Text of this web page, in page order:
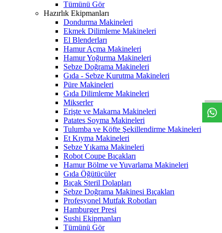
Tümünü Gör
Hazırlık Ekipmanları
Dondurma Makineleri
Ekmek Dilimleme Makineleri
El Blenderları
Hamur Açma Makineleri
Hamur Yoğurma Makineleri
Sebze Doğrama Makineleri
Gıda - Sebze Kurutma Makineleri
Püre Makineleri
Gıda Dilimleme Makineleri
Mikserler
Erişte ve Makarna Makineleri
Patates Soyma Makineleri
Tulumba ve Köfte Şekillendirme Makineleri
Et Kıyma Makineleri
Sebze Yıkama Makineleri
Robot Coupe Bıçakları
Hamur Bölme ve Yuvarlama Makineleri
Gıda Öğütücüler
Bıçak Steril Dolapları
Sebze Doğrama Makinesi Bıçakları
Profesyonel Mutfak Robotları
Hamburger Presi
Sushi Ekipmanları
Tümünü Gör